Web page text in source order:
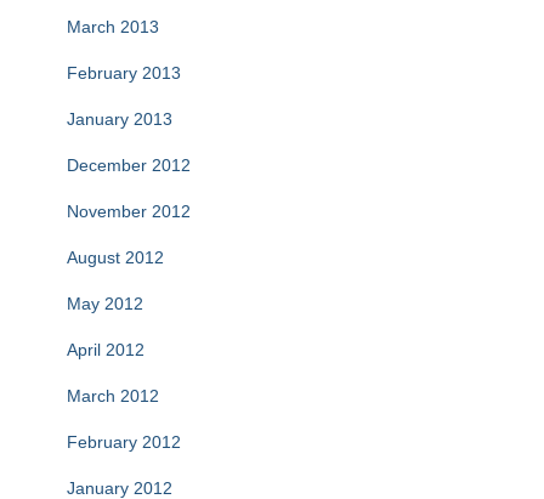
March 2013
February 2013
January 2013
December 2012
November 2012
August 2012
May 2012
April 2012
March 2012
February 2012
January 2012